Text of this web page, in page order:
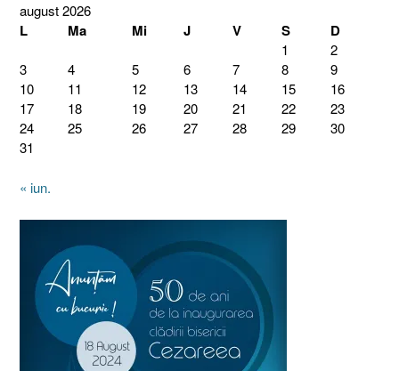
august 2026
L Ma Mi J V S D
1
2
3
4 5 6 7 8
9
10
11 12 13 14 15
16
17
18 19 20 21 22
23
24
25 26 27 28 29
30
31
« iun.